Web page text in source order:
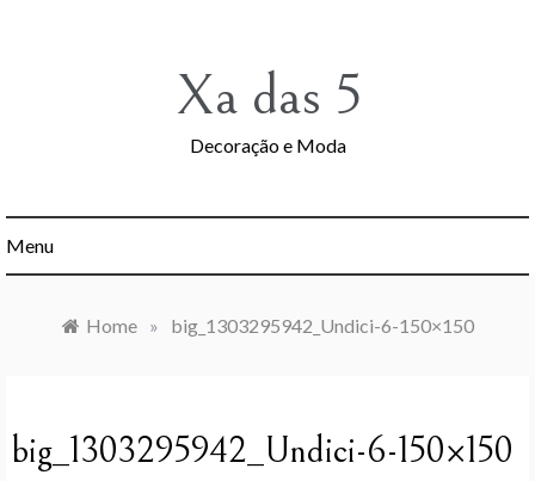
Xa das 5
Decoração e Moda
Menu
Home » big_1303295942_Undici-6-150×150
big_1303295942_Undici-6-150×150